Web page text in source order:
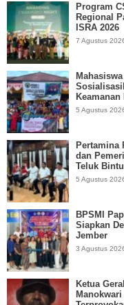
Program
Regional
ISRA 2026
7 Agustus
5 Agustus
Pertamina
dan
Teluk
5 Agustus
BPSMI
Siapkan
Jember
3 Agustus
Ketua